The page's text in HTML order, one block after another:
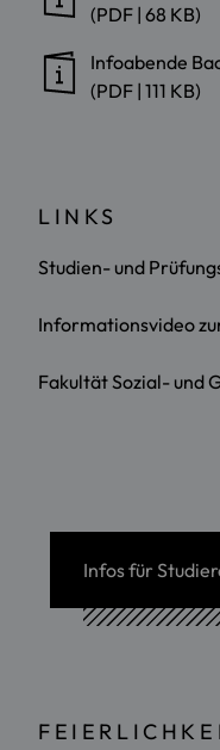
(PDF | 68 KB)
Infoabende
(PDF | 111 KB)
LINKS
Studien- und
Informationsvideo
Fakultät Sozial- und
Infos für